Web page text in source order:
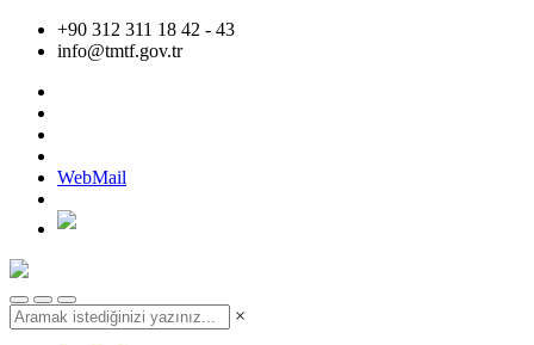
+90 312 311 18 42 - 43
info@tmtf.gov.tr
WebMail
×